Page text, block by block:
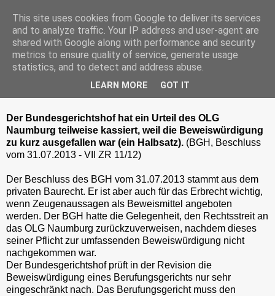
Dienstag, 3. Dezember 2013
Beweiswürdigung zu kurz =
Gehörsverstoß
Der Bundesgerichtshof hat ein Urteil des OLG
Naumburg teilweise kassiert, weil die Beweiswürdigung
zu kurz ausgefallen war (ein Halbsatz). (BGH, Beschluss
vom 31.07.2013 - VII ZR 11/12)
Der Beschluss des BGH vom 31.07.2013 stammt aus dem
privaten Baurecht. Er ist aber auch für das Erbrecht wichtig,
wenn Zeugenaussagen als Beweismittel angeboten
werden. Der BGH hatte die Gelegenheit, den Rechtsstreit an
das OLG Naumburg zurückzuverweisen, nachdem dieses
seiner Pflicht zur umfassenden Beweiswürdigung nicht
nachgekommen war.
Der Bundesgerichtshof prüft in der Revision die
Beweiswürdigung eines Berufungsgerichts nur sehr
eingeschränkt nach. Das Berufungsgericht muss den
This site uses cookies from Google to deliver its services
and to analyze traffic. Your IP address and user-agent are
shared with Google along with performance and security
metrics to ensure quality of service, generate usage
statistics, and to detect and address abuse.
LEARN MORE GOT IT